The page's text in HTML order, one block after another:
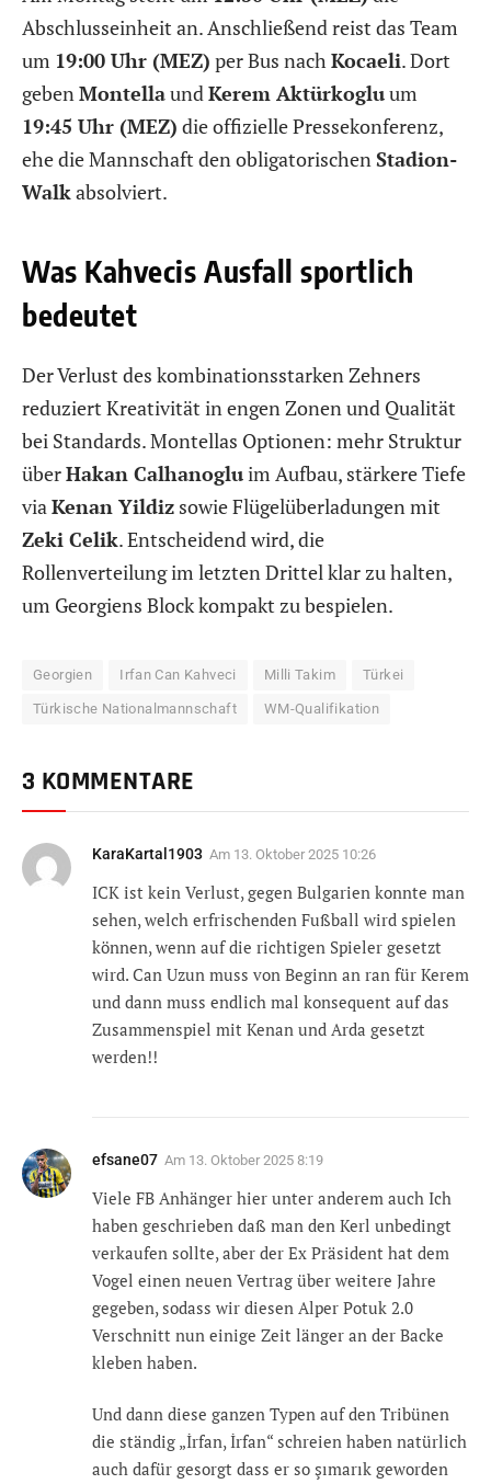
Abschlusseinheit an. Anschließend reist das Team
um 19:00 Uhr (MEZ) per Bus nachKocaeli. Dort
gebenMontellaundKerem Aktürkogluum
19:45 Uhr (MEZ) die offizielle Pressekonferenz,
ehe die Mannschaft den obligatorischenStadion-
Walkabsolviert.
Was Kahvecis Ausfall sportlich
bedeutet
Der Verlust des kombinationsstarken Zehners
reduziert Kreativität in engen Zonen und Qualität
bei Standards. Montellas Optionen: mehr Struktur
überHakan Calhanogluim Aufbau, stärkere Tiefe
via Kenan Yildiz sowie Flügelüberladungen mit
Zeki Celik. Entscheidend wird, die
Rollenverteilung im letzten Drittel klar zu halten,
um Georgiens Block kompakt zu bespielen.
Georgien Irfan Can Kahveci Milli Takim Türkei
Türkische Nationalmannschaft WM-Qualifikation
3 KOMMENTARE
KaraKartal1903 Am 13. Oktober 2025 10:26
ICK ist kein Verlust, gegen Bulgarien konnte man
sehen, welch erfrischenden Fußball wird spielen
können, wenn auf die richtigen Spieler gesetzt
wird. Can Uzun muss von Beginn an ran für Kerem
und dann muss endlich mal konsequent auf das
Zusammenspiel mit Kenan und Arda gesetzt
werden!!
efsane07 Am 13. Oktober 2025 8:19
Viele FB Anhänger hier unter anderem auch Ich
haben geschrieben daß man den Kerl unbedingt
verkaufen sollte, aber der Ex Präsident hat dem
Vogel einen neuen Vertrag über weitere Jahre
gegeben, sodass wir diesen Alper Potuk 2.0
Verschnitt nun einige Zeit länger an der Backe
kleben haben.
Und dann diese ganzen Typen auf den Tribünen
die ständig „İrfan, İrfan“ schreien haben natürlich
auch dafür gesorgt dass er so şımarık geworden